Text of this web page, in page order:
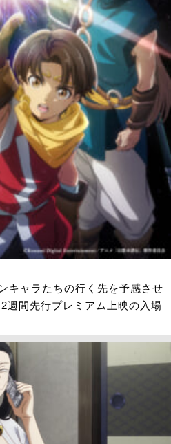
キャラたちの行く先を予感させ
週間先行プレミアム上映の入場